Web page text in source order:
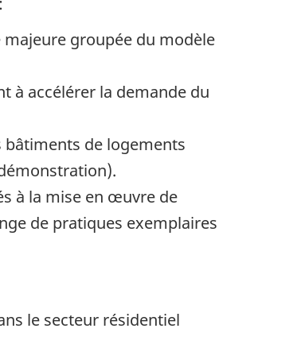
groupée du modèle
à accélérer la demande du
de logements
à la mise en œuvre de
de pratiques exemplaires
le secteur résidentiel